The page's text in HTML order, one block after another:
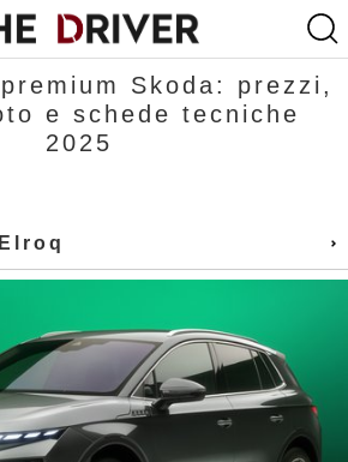
Skoda: prezzi,
e schede tecniche
2025